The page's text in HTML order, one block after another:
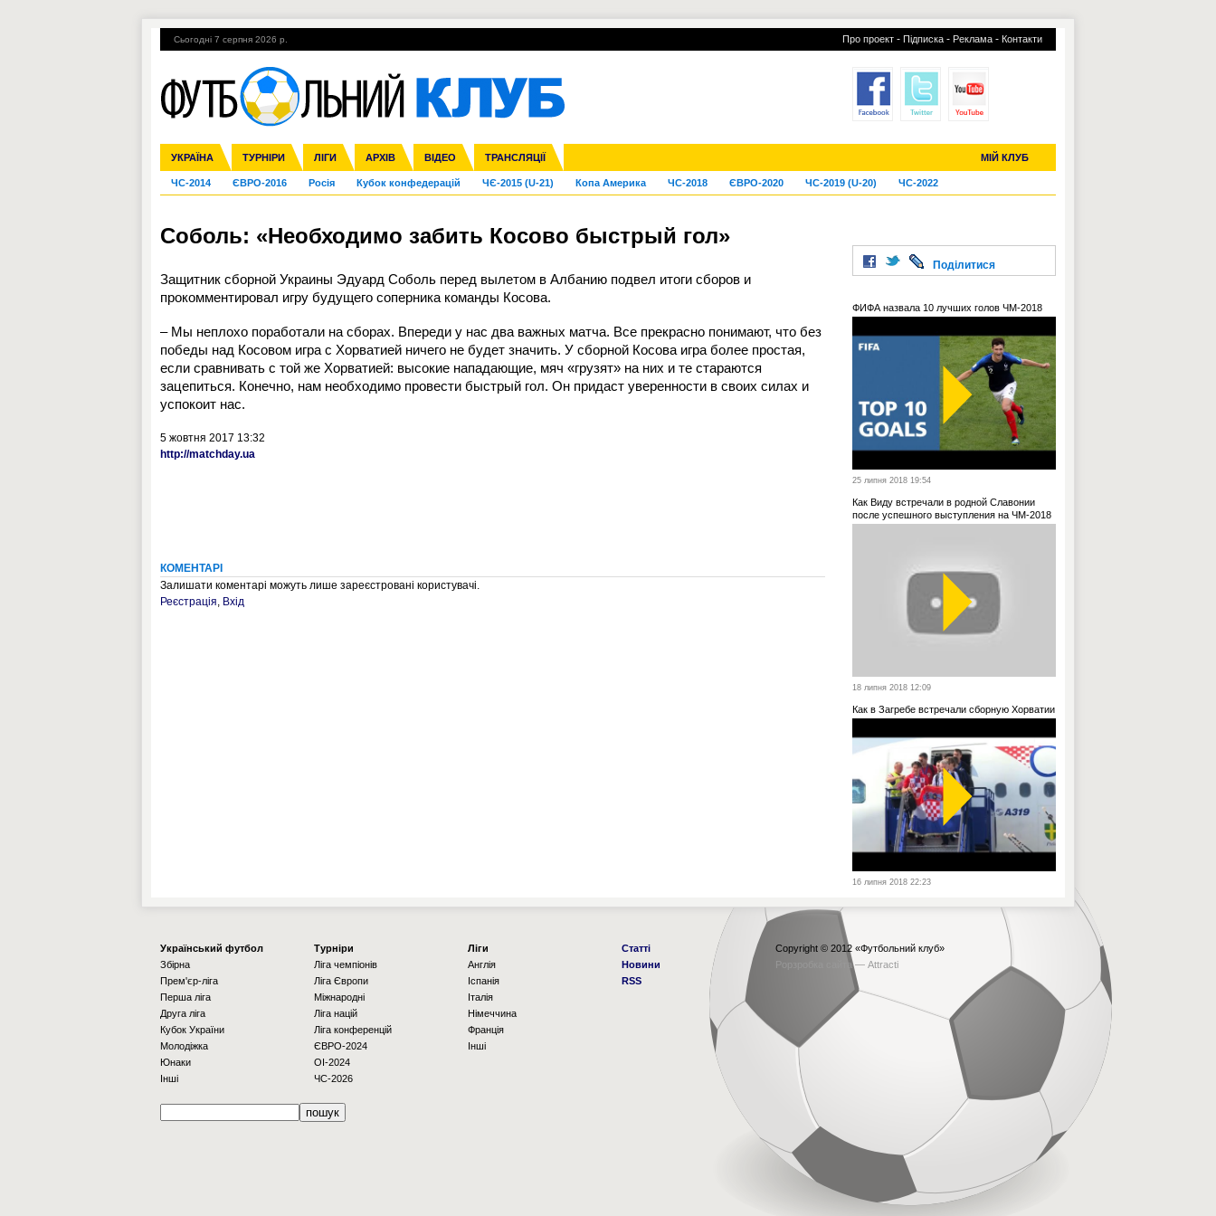
Сьогодні 7 серпня 2026 р. Про проект - Підписка - Реклама - Контакти
УКРАЇНА ТУРНІРИ ЛІГИ АРХІВ ВІДЕО ТРАНСЛЯЦІЇ МІЙ КЛУБ
Збірна Прем'єр-ліга Перша ліга Друга ліга Кубок України Молодіжка
Ліга чемпіонів Ліга Європи Міжнародні Ліга націй Ліга конференцій
Англія Іспанія Італія Німеччина Франція Інші
ЧС-2014 ЄВРО-2016 Росія Кубок конфедерацій ЧЄ-2015 (U-21) Копа Америка ЧС-2018 ЄВРО-2020 ЧС-2019 (U-20) ЧС-2022
Гарячі теми УПЛ, 1-й тур ВІЙНА УПЛ-ПЕРЕХОДИ УСІ ТРАНСФЕРИ
Соболь: «Необходимо забить Косово быстрый гол»
Защитник сборной Украины Эдуард Соболь перед вылетом в Албанию подвел итоги сборов и
прокомментировал игру будущего соперника команды Косова.
– Мы неплохо поработали на сборах. Впереди у нас два важных матча. Все прекрасно понимают, что без
победы над Косовом игра с Хорватией ничего не будет значить. У сборной Косова игра более простая,
если сравнивать с той же Хорватией: высокие нападающие, мяч «грузят» на них и те стараются
зацепиться. Конечно, нам необходимо провести быстрый гол. Он придаст уверенности в своих силах и
успокоит нас.
5 жовтня 2017 13:32
http://matchday.ua
КОМЕНТАРІ
Залишати коментарі можуть лише зареєстровані користувачі.
Реєстрація, Вхід
Поділитися
ФИФА назвала 10 лучших голов ЧМ-2018
25 липня 2018 19:54
Как Виду встречали в родной Славонии
после успешного выступления на ЧМ-2018
18 липня 2018 12:09
Как в Загребе встречали сборную Хорватии
16 липня 2018 22:23
Українcький футбол
Збірна
Прем'єр-ліга
Перша ліга
Друга ліга
Кубок України
Молодіжка
Юнаки
Інші
Турніри
Ліга чемпіонів
Ліга Європи
Міжнародні
Ліга націй
Ліга конференцій
ЄВРО-2024
OI-2024
ЧС-2026
Ліги
Англія
Іспанія
Італія
Німеччина
Франція
Інші
Статті
Новини
RSS
Copyright © 2012 «Футбольний клуб»
Рорзробка сайта — Attracti